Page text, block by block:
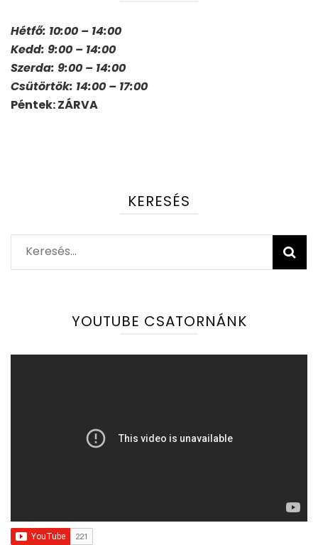
Hétfő: 10:00 – 14:00
Kedd: 9:00 – 14:00
Szerda: 9:00 – 14:00
Csütörtök: 14:00 – 17:00
Péntek: ZÁRVA
KERESÉS
Keresés:
YOUTUBE CSATORNÁNK